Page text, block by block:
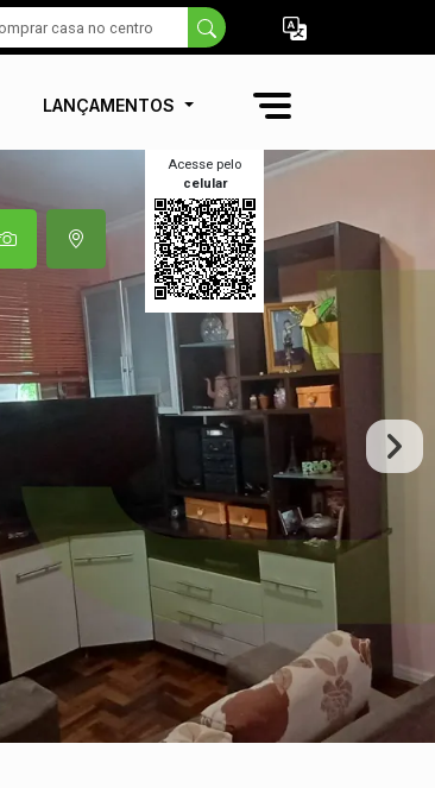
LANÇAMENTOS
Acesse pelo
celular